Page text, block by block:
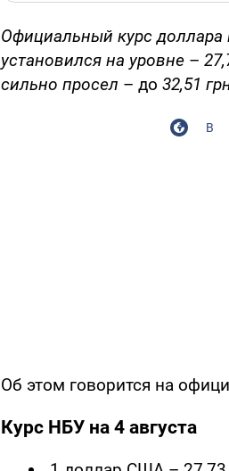
Официальный курс доллара
установился на уровне –
сильно просел – до 32,51
Об этом говорится на
Курс НБУ на 4 августа